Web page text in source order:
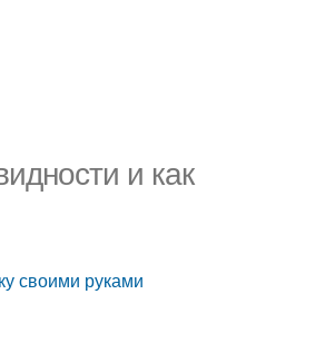
и как
своими руками